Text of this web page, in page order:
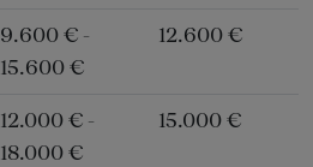
9.600 € -
15.600 €
12.600 €
12.000 € -
18.000 €
15.000 €